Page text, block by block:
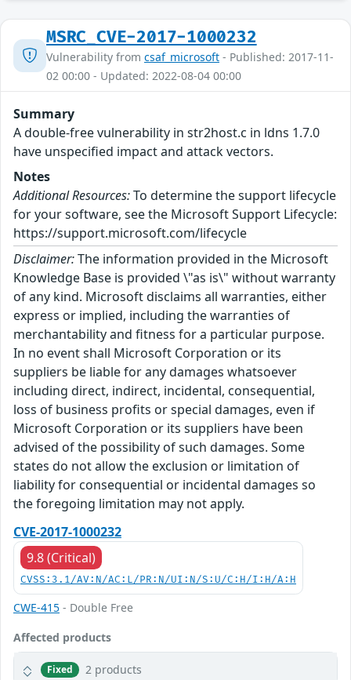
MSRC_CVE-2017-1000232
Vulnerability from csaf_microsoft - Published: 2017-11-
02 00:00 - Updated: 2022-08-04 00:00
Summary
A double-free vulnerability in str2host.c in ldns 1.7.0
have unspecified impact and attack vectors.
Notes
Additional Resources:To determine the support lifecycle
for your software, see the Microsoft Support Lifecycle:
https://support.microsoft.com/lifecycle
Disclaimer:The information provided in the Microsoft
Knowledge Base is provided \"as is\" without warranty
of any kind. Microsoft disclaims all warranties, either
express or implied, including the warranties of
merchantability and fitness for a particular purpose.
In no event shall Microsoft Corporation or its
suppliers be liable for any damages whatsoever
including direct, indirect, incidental, consequential,
loss of business profits or special damages, even if
Microsoft Corporation or its suppliers have been
advised of the possibility of such damages. Some
states do not allow the exclusion or limitation of
liability for consequential or incidental damages so
the foregoing limitation may not apply.
CVE-2017-1000232
9.8 (Critical)
CVSS:3.1/AV:N/AC:L/PR:N/UI:N/S:U/C:H/I:H/A:H
CWE-415 - Double Free
Affected products
Fixed 2 products